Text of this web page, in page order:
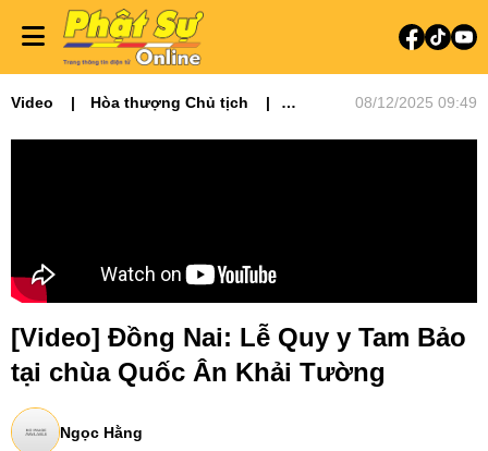
Video
Hòa thượng Chủ tịch
08/12/2025 09:49
[Video] Đồng Nai: Lễ Quy y Tam Bảo
tại chùa Quốc Ân Khải Tường
Ngọc Hằng